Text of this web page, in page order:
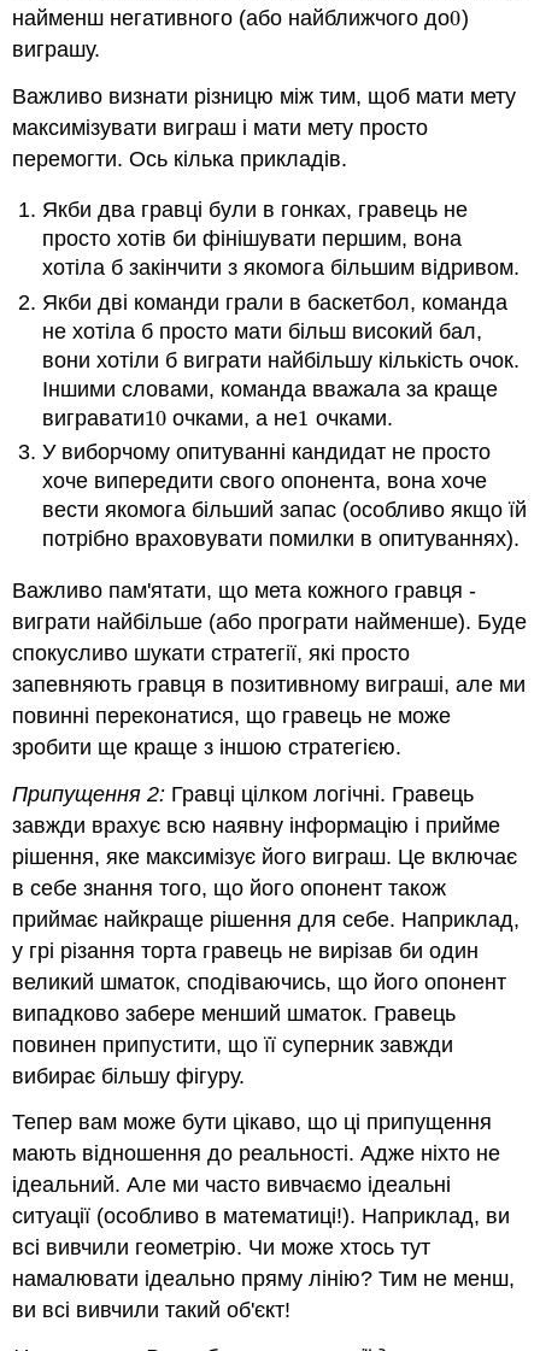
найменш негативного (або найближчого до0
0)
виграшу.
Важливо визнати різницю між тим, щоб мати мету
максимізувати виграш і мати мету просто
перемогти. Ось кілька прикладів.
Якби два гравці були в гонках, гравець не
просто хотів би фінішувати першим, вона
хотіла б закінчити з якомога більшим відривом.
Якби дві команди грали в баскетбол, команда
не хотіла б просто мати більш високий бал,
вони хотіли б виграти найбільшу кількість очок.
Іншими словами, команда вважала за краще
вигравати10
10 очками, а не1
1 очками.
У виборчому опитуванні кандидат не просто
хоче випередити свого опонента, вона хоче
вести якомога більший запас (особливо якщо їй
потрібно враховувати помилки в опитуваннях).
Важливо пам'ятати, що мета кожного гравця -
виграти найбільше (або програти найменше). Буде
спокусливо шукати стратегії, які просто
запевняють гравця в позитивному виграші, але ми
повинні переконатися, що гравець не може
зробити ще краще з іншою стратегією.
Припущення 2: Гравці цілком логічні. Гравець
завжди врахує всю наявну інформацію і прийме
рішення, яке максимізує його виграш. Це включає
в себе знання того, що його опонент також
приймає найкраще рішення для себе. Наприклад,
у грі різання торта гравець не вирізав би один
великий шматок, сподіваючись, що його опонент
випадково забере менший шматок. Гравець
повинен припустити, що її суперник завжди
вибирає більшу фігуру.
Тепер вам може бути цікаво, що ці припущення
мають відношення до реальності. Адже ніхто не
ідеальний. Але ми часто вивчаємо ідеальні
ситуації (особливо в математиці!). Наприклад, ви
всі вивчили геометрію. Чи може хтось тут
намалювати ідеально пряму лінію? Тим не менш,
ви всі вивчили такий об'єкт!